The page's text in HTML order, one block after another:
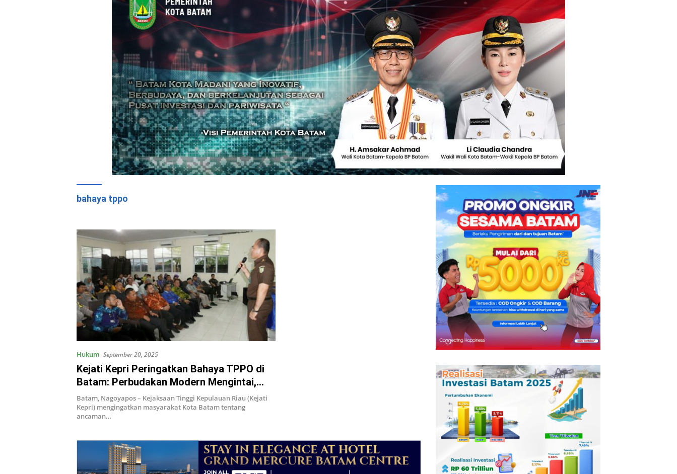
bahaya tppo
Hukum September 20, 2025
Kejati Kepri Peringatkan Bahaya TPPO di
Batam: Perbudakan Modern Mengintai,
Warga Harus Waspada!
Batam, Nagoyapos – Kejaksaan Tinggi Kepulauan Riau (Kejati
Kepri) mengingatkan masyarakat Kota Batam tentang
ancaman…